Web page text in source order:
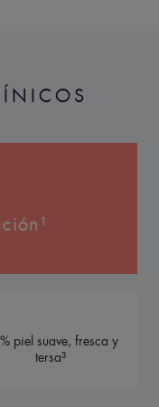
piel suave, fresca y
tersa³